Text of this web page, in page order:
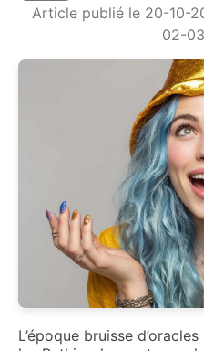
Article publié le 20-10-
02-
L’époque bruisse